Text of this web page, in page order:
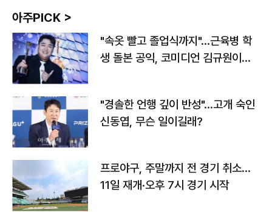
아주PICK >
"속옷 빨고 졸업식까지"…근육병 학
생 돌본 공익, 코미디언 김규원이었
"경솔한 언행 깊이 반성"…고개 숙인
신동엽, 무슨 일이길래?
프로야구, 주말까지 전 경기 취소…
11일 재개·오후 7시 경기 시작